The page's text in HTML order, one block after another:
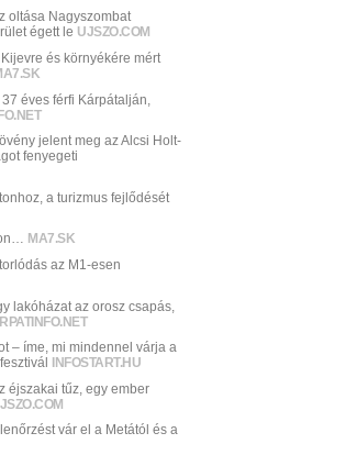
oltása Nagyszombat
égett le UJSZO.COM
és környékére mért
éves férfi Kárpátalján,
jelent meg az Alcsi Holt-
fenyegeti
a turizmus fejlődését
MA7.SK
az M1-esen
lakóházat az orosz csapás,
– íme, mi mindennel várja a
INFOSTART.HU
éjszakai tűz, egy ember
vár el a Metától és a